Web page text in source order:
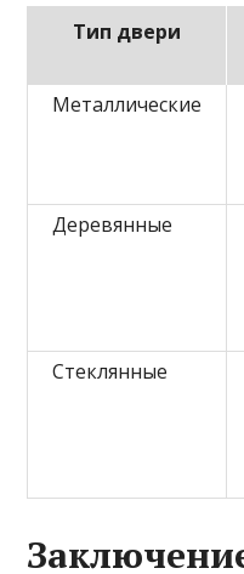
Тип двери
Металлические
Деревянные
Стеклянные